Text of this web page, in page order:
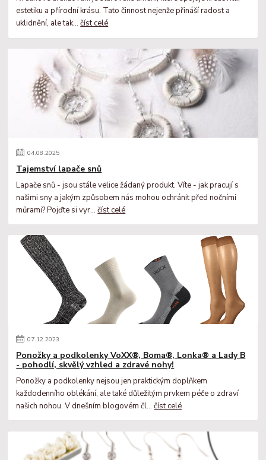
estetiku a přírodní krásu. Tato činnost nejenže přináší radost a
uklidnění, ale tak...číst celé
04.08.2025
Tajemství lapače snů
Lapače snů - jsou stále velice žádaný produkt. Víte - jak pracují s
našimi sny a jakým způsobem nás mohou ochránit před nočními
můrami? Pojďte si vyr...číst celé
07.12.2023
Ponožky a podkolenky VoXX®, Boma®, Lonka® a Lady B
- pohodlí, skvělý vzhled a zdravé nohy!
Ponožky a podkolenky nejsou jen praktickým doplňkem
každodenního oblékání, ale také důležitým prvkem péče o zdraví
našich nohou. V dnešním blogovém čl...číst celé